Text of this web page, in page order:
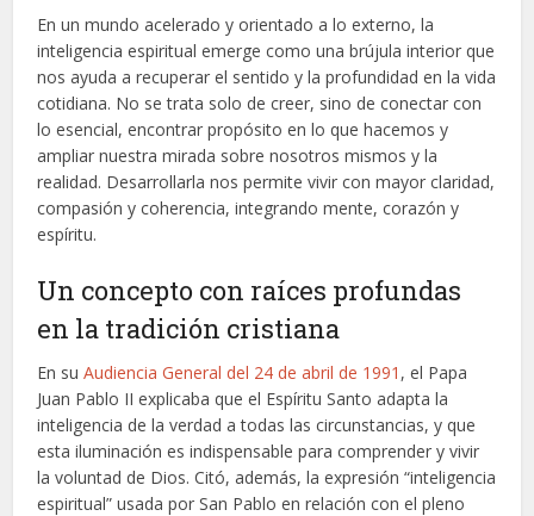
En un mundo acelerado y orientado a lo externo, la
inteligencia espiritual emerge como una brújula interior que
nos ayuda a recuperar el sentido y la profundidad en la vida
cotidiana. No se trata solo de creer, sino de conectar con
lo esencial, encontrar propósito en lo que hacemos y
ampliar nuestra mirada sobre nosotros mismos y la
realidad. Desarrollarla nos permite vivir con mayor claridad,
compasión y coherencia, integrando mente, corazón y
espíritu.
Un concepto con raíces profundas
en la tradición cristiana
En suAudiencia General del 24 de abril de 1991 , el Papa
Juan Pablo II explicaba que el Espíritu Santo adapta la
inteligencia de la verdad a todas las circunstancias, y que
esta iluminación es indispensable para comprender y vivir
la voluntad de Dios. Citó, además, la expresión “inteligencia
espiritual” usada por San Pablo en relación con el pleno